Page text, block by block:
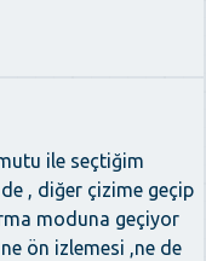
ile seçtiğim
, diğer çizime geçip
moduna geçiyor
ön izlemesi ,ne de